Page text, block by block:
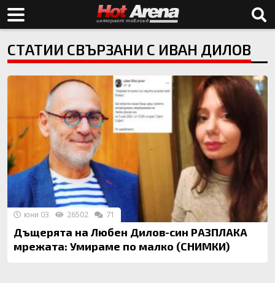
СТАТИИ СВЪРЗАНИ С ИВАН ДИЛОВ
Дъщерята на Любен Дилов-син РАЗПЛАКА
мрежата: Умираме по малко (СНИМКИ)
юни 03 26502 71